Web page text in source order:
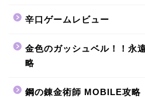
辛口ゲームレビュー
金色のガッシュベル！！永
略
鋼の錬金術師 MOBILE攻略